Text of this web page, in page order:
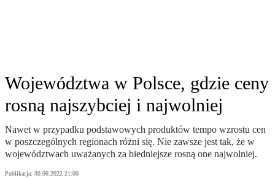
Województwa w Polsce, gdzie ceny
rosną najszybciej i najwolniej
Nawet w przypadku podstawowych produktów tempo wzrostu cen
w poszczególnych regionach różni się. Nie zawsze jest tak, że w
województwach uważanych za biedniejsze rosną one najwolniej.
Publikacja: 30.06.2022 21:00